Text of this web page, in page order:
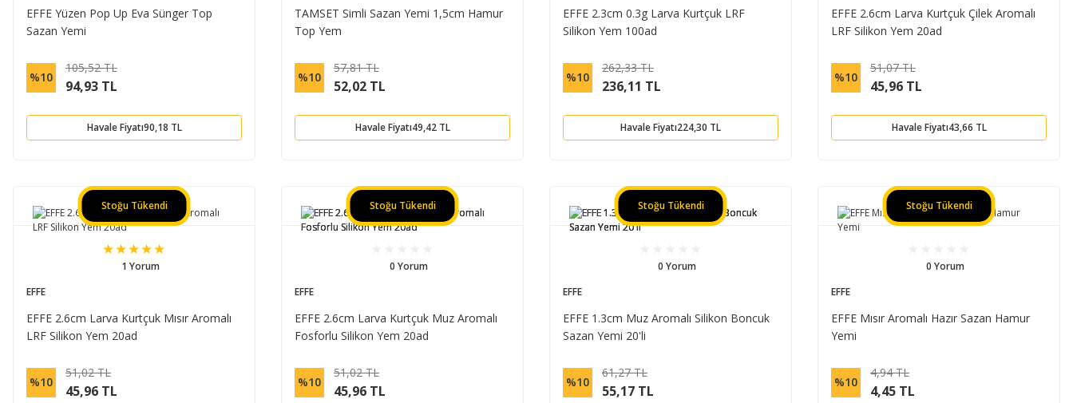
EFFE Yüzen Pop Up Eva Sünger Top
Sazan Yemi
%10
105,52 TL
94,93 TL
Havale Fiyatı90,18 TL
TAMSET Simli Sazan Yemi 1,5cm Hamur
Top Yem
%10
57,81 TL
52,02 TL
Havale Fiyatı49,42 TL
EFFE 2.3cm 0.3g Larva Kurtçuk LRF
Silikon Yem 100ad
%10
262,33 TL
236,11 TL
Havale Fiyatı224,30 TL
EFFE 2.6cm Larva Kurtçuk Çilek Aromalı
LRF Silikon Yem 20ad
%10
51,07 TL
45,96 TL
Havale Fiyatı43,66 TL
Stoğu Tükendi
1 Yorum
EFFE
EFFE 2.6cm Larva Kurtçuk Mısır Aromalı
LRF Silikon Yem 20ad
%10
51,02 TL
45,96 TL
Stoğu Tükendi
0 Yorum
EFFE
EFFE 2.6cm Larva Kurtçuk Muz Aromalı
Fosforlu Silikon Yem 20ad
%10
51,02 TL
45,96 TL
Stoğu Tükendi
0 Yorum
EFFE
EFFE 1.3cm Muz Aromalı Silikon Boncuk
Sazan Yemi 20'li
%10
61,27 TL
55,17 TL
Stoğu Tükendi
0 Yorum
EFFE
EFFE Mısır Aromalı Hazır Sazan Hamur
Yemi
%10
4,94 TL
4,45 TL